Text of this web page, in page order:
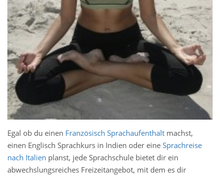
Egal ob du einen Französisch Sprachaufenthalt machst,
einen Englisch Sprachkurs in Indien oder eine Sprachreise
nach Italien planst, jede Sprachschule bietet dir ein
abwechslungsreiches Freizeitangebot, mit dem es dir